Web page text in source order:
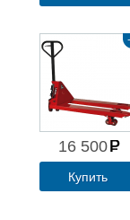
16 500
Купить